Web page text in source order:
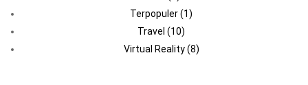
Terpopuler(1)
Travel (10)
Virtual Reality(8)